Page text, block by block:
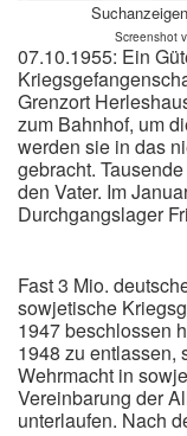
Screenshot
07.10.1955: Ein
Grenzort
zum Bahnhof, um
werden sie in das
gebracht.
den Vater. Im
Durchgangslager
Fast 3 Mio.
sowjetische
1947 beschlossen
1948 zu entlassen,
Wehrmacht in
Vereinbarung der
unterlaufen. Nach